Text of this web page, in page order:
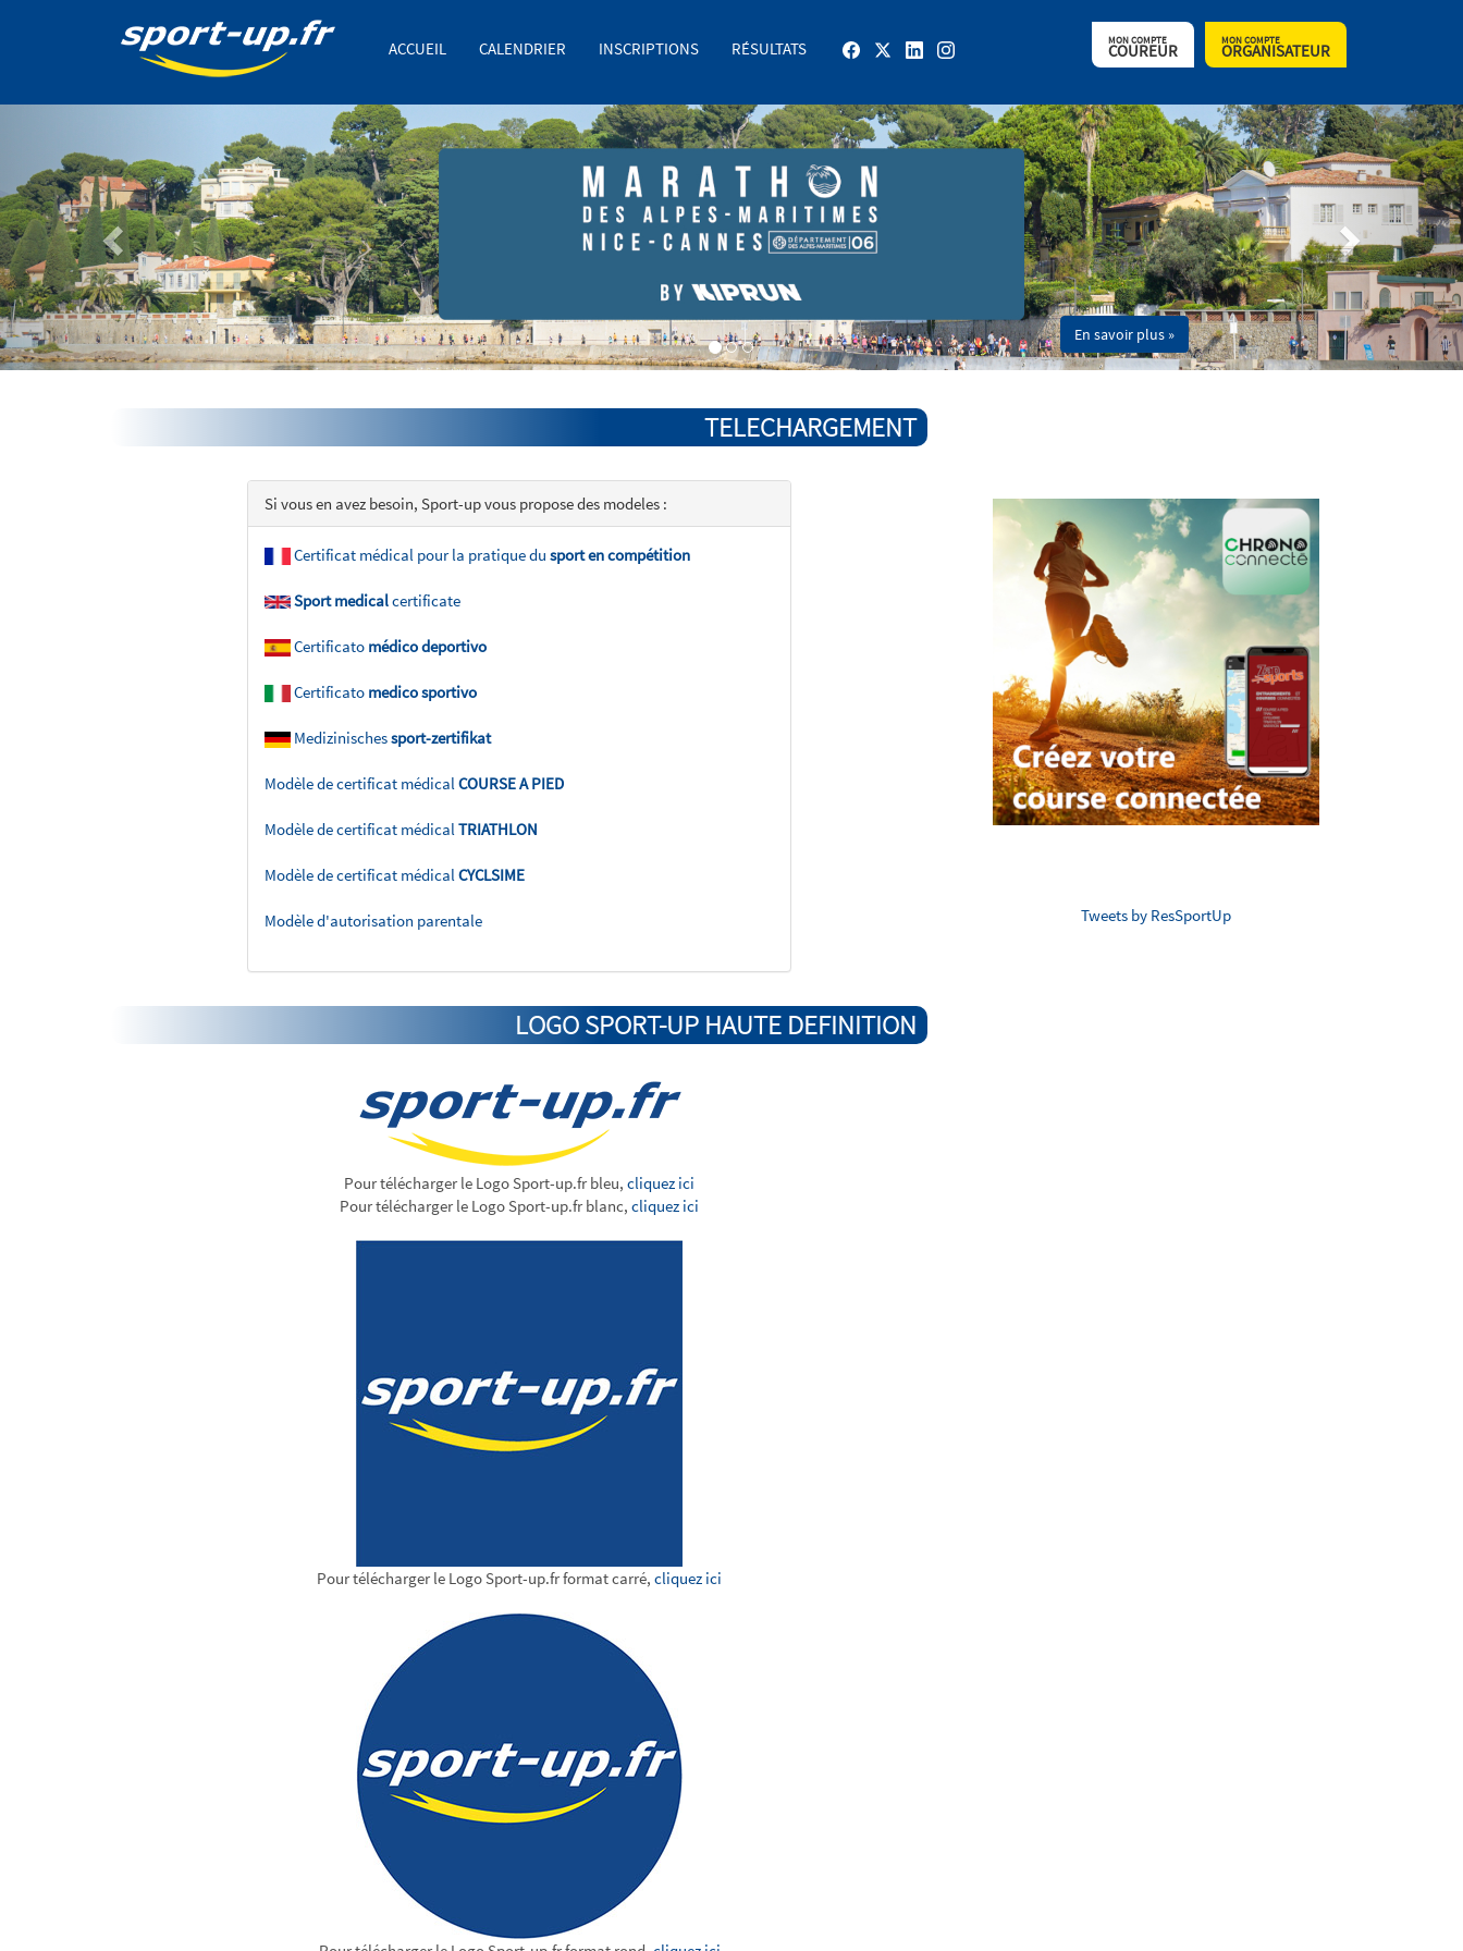
ACCUEIL CALENDRIER INSCRIPTIONS RÉSULTATS MON COMPTE
COUREUR
MON COMPTE
ORGANISATEUR
En savoir plus »
Previous
TELECHARGEMENT
Si vous en avez besoin, Sport-up vous propose des modeles :
Certificat médical pour la pratique du sport en compétition
Sport medicalcertificate
Certificato médico deportivo
Certificato medico sportivo
Medizinischessport-zertifikat
Modèle de certificat médicalCOURSE A PIED
Modèle de certificat médicalTRIATHLON
Modèle de certificat médicalCYCLSIME
Modèle d'autorisation parentale
LOGO SPORT-UP HAUTE DEFINITION
Pour télécharger le Logo Sport-up.fr bleu, cliquez ici
Pour télécharger le Logo Sport-up.fr blanc, cliquez ici
Pour télécharger le Logo Sport-up.fr format carré, cliquez ici
Tweets by ResSportUp